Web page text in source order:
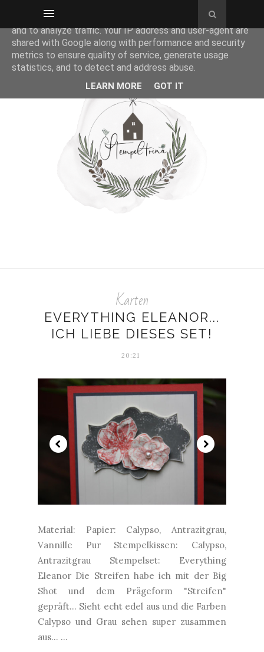
Karten
EVERYTHING ELEANOR...
ICH LIEBE DIESES SET!
20:21
Material: Papier: Calypso, Antrazitgrau,
Vannille Pur Stempelkissen: Calypso,
Antrazitgrau Stempelset: Everything
Eleanor Die Streifen habe ich mit der Big
Shot und dem Prägeform "Streifen"
gepräft... Sieht echt edel aus und die Farben
Calypso und Grau sehen super zusammen
aus... ...
This site uses cookies from Google to deliver its services
and to analyze traffic. Your IP address and user-agent are
shared with Google along with performance and security
metrics to ensure quality of service, generate usage
statistics, and to detect and address abuse.
LEARN MORE GOT IT